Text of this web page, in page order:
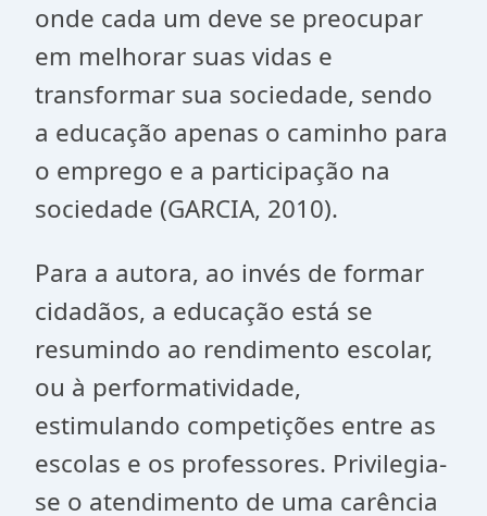
onde cada um deve se preocupar
em melhorar suas vidas e
transformar sua sociedade, sendo
a educação apenas o caminho para
o emprego e a participação na
sociedade (GARCIA, 2010).
Para a autora, ao invés de formar
cidadãos, a educação está se
resumindo ao rendimento escolar,
ou à performatividade,
estimulando competições entre as
escolas e os professores. Privilegia-
se o atendimento de uma carência